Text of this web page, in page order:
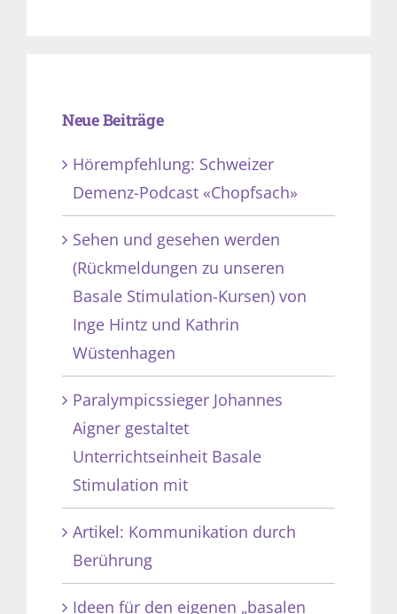
Neue Beiträge
Hörempfehlung: Schweizer
Demenz-Podcast «Chopfsach»
Sehen und gesehen werden
(Rückmeldungen zu unseren
Basale Stimulation-Kursen) von
Inge Hintz und Kathrin
Wüstenhagen
Paralympicssieger Johannes
Aigner gestaltet
Unterrichtseinheit Basale
Stimulation mit
Artikel: Kommunikation durch
Berührung
Ideen für den eigenen „basalen